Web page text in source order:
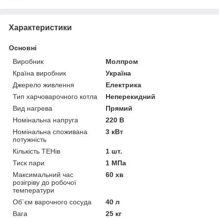
Характеристики
Основні
Виробник
Молпром
Країна виробник
Україна
Джерело живлення
Електрика
Тип харчоварочного котла
Неперекидний
Вид нагрева
Прямий
Номінальна напруга
220 В
Номінальна споживана
потужність
3 кВт
Кількість ТЕНів
1 шт.
Тиск пари
1 МПа
Максимальний час
розігріву до робочої
температури
60 хв
Об`єм варочного сосуда
40 л
Вага
25 кг